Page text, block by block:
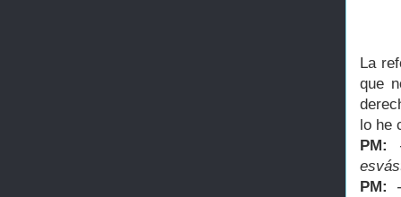
La
que
lo he
PM:
PM: